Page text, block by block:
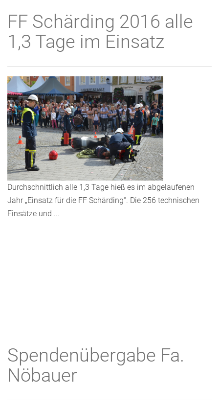
FF Schärding 2016 alle
1,3 Tage im Einsatz
Durchschnittlich alle 1,3 Tage hieß es im abgelaufenen
Jahr „Einsatz für die FF Schärding“. Die 256 technischen
Einsätze und ...
Spendenübergabe Fa.
Nöbauer